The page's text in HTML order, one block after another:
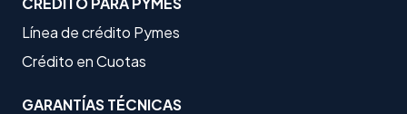
Línea de crédito Pymes
Crédito en Cuotas
GARANTÍAS TÉCNICAS